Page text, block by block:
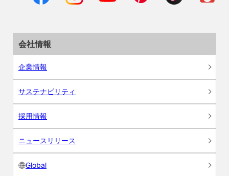
会社情報
企業情報
サステナビリティ
採用情報
ニュースリリース
Global